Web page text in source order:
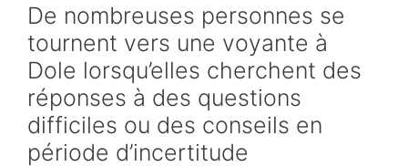
De nombreuses personnes se
tournent vers une voyante à
Dole lorsqu’elles cherchent des
réponses à des questions
difficiles ou des conseils en
période d’incertitude